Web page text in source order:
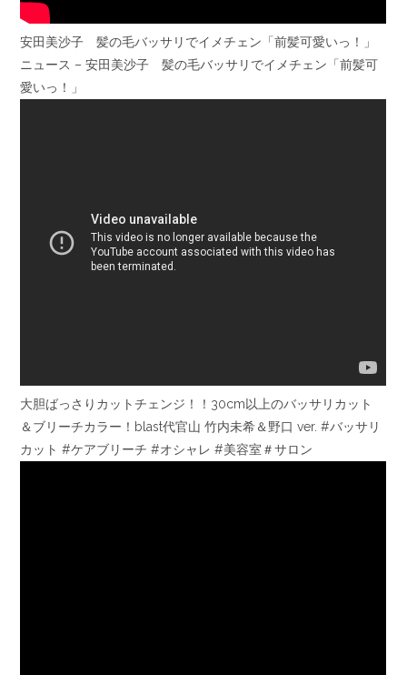
安田美沙子 髪の毛バッサリでイメチェン「前髪可愛いっ！」
ニュース – 安田美沙子 髪の毛バッサリでイメチェン「前髪可
愛いっ！」
大胆ばっさりカットチェンジ！！30cm以上のバッサリカット
＆ブリーチカラー！blast代官山 竹内未希＆野口 ver. #バッサリ
カット #ケアブリーチ #オシャレ #美容室＃サロン